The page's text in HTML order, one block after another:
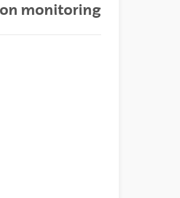
monitoring